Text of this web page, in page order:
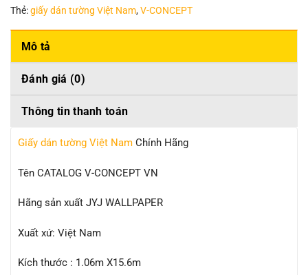
Thẻ:giấy dán tường Việt Nam,V-CONCEPT
Mô tả
Đánh giá (0)
Thông tin thanh toán
Giấy dán tường Việt Nam Chính Hãng
Tên CATALOG V-CONCEPT VN
Hãng sản xuất JYJ WALLPAPER
Xuất xứ: Việt Nam
Kích thước : 1.06m X15.6m